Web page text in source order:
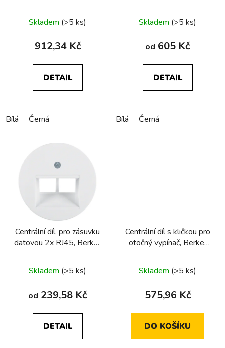
Skladem (>5 ks)
912,34 Kč
DETAIL
Bílá Černá
Serie 1930
Skladem (>5 ks)
od 605 Kč
DETAIL
Bílá Černá
Centrální díl, pro zásuvku
datovou 2x RJ45, Berker
Skladem (>5 ks)
od 239,58 Kč
DETAIL
Centrální díl s kličkou pro
otočný vypínač, Berker
Skladem (>5 ks)
575,96 Kč
DO KOŠÍKU